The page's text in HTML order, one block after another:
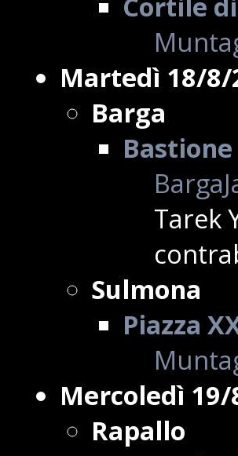
Martedì 18/8/
Barga
Tarek
Sulmona
Piazza
Mercoledì
Rapallo